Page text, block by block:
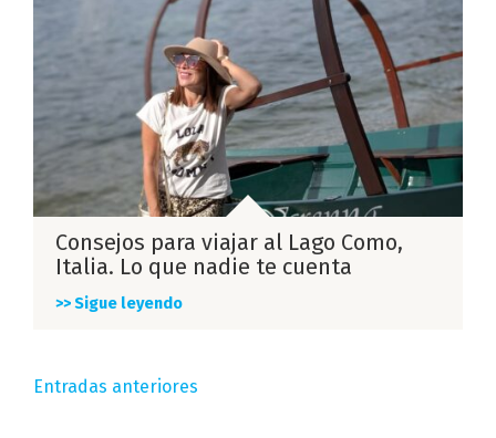
Consejos para viajar al Lago Como,
Italia. Lo que nadie te cuenta
>> Sigue leyendo
Navegación
Entradas anteriores